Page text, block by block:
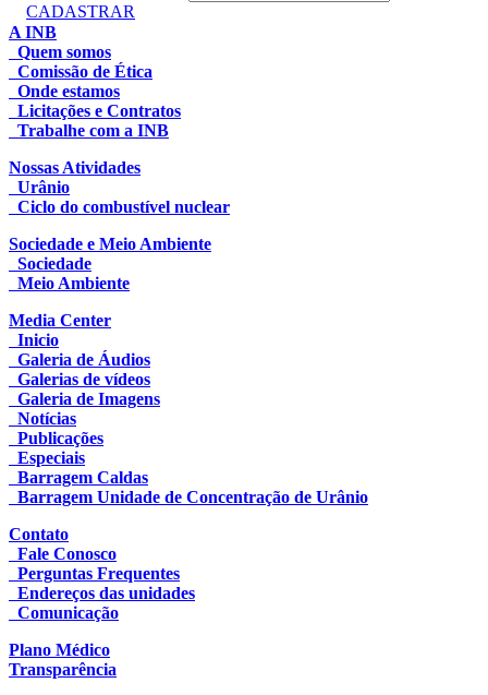
CADASTRAR
A INB
Quem somos
Comissão de Ética
Onde estamos
Licitações e Contratos
Trabalhe com a INB
Nossas Atividades
Urânio
Ciclo do combustível nuclear
Sociedade e Meio Ambiente
Sociedade
Meio Ambiente
Media Center
Inicio
Galeria de Áudios
Galerias de vídeos
Galeria de Imagens
Notícias
Publicações
Especiais
Barragem Caldas
Barragem Unidade de Concentração de Urânio
Contato
Fale Conosco
Perguntas Frequentes
Endereços das unidades
Comunicação
Plano Médico
Transparência